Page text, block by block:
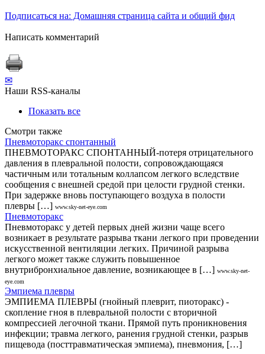
Подписаться на: Домашняя страница сайта и общий фид
Написать комментарий
✉
Наши RSS-каналы
Показать все
Смотри также
Пневмоторакс спонтанный
ПНЕВМОТОРАКС СПОНТАННЫЙ-потеря отрицательного
давления в плевральной полости, сопровождающаяся
частичным или тотальным коллапсом легкого вследствие
сообщения с внешней средой при целости грудной стенки.
При задержке вновь поступающего воздуха в полости
плевры […] www.sky-net-eye.com
Пневмоторакс
Пневмоторакс у детей первых дней жизни чаще всего
возникает в результате разрыва ткани легкого при проведении
искусственной вентиляции легких. Причиной разрыва
легкого может также служить повышенное
внутрибронхиальное давление, возникающее в […] www.sky-net-
eye.com
Эмпиема плевры
ЭМПИЕМА ПЛЕВРЫ (гнойный плеврит, пиоторакс) -
скопление гноя в плевральной полости с вторичной
компрессией легочной ткани. Прямой путь проникновения
инфекции; травма легкого, ранения грудной стенки, разрыв
пищевода (посттравматическая эмпиема), пневмония, […]